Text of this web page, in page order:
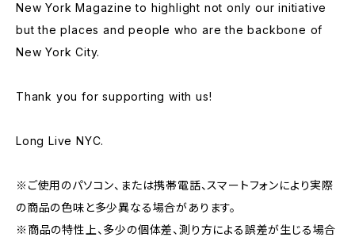
New York Magazine to highlight not only our initiative
but the places and people who are the backbone of
New York City.
Thank you for supporting with us!
Long Live NYC.
※ご使用のパソコン、または携帯電話、スマートフォンにより実際
の商品の色味と多少異なる場合があります。
※商品の特性上、多少の個体差、測り方による誤差が生じる場合